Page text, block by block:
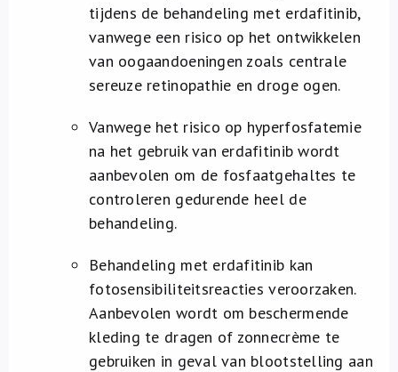
tijdens de behandeling met erdafitinib,
vanwege een risico op het ontwikkelen
van oogaandoeningen zoals centrale
sereuze retinopathie en droge ogen.
Vanwege het risico op hyperfosfatemie
na het gebruik van erdafitinib wordt
aanbevolen om de fosfaatgehaltes te
controleren gedurende heel de
behandeling.
Behandeling met erdafitinib kan
fotosensibiliteitsreacties veroorzaken.
Aanbevolen wordt om beschermende
kleding te dragen of zonnecrème te
gebruiken in geval van blootstelling aan